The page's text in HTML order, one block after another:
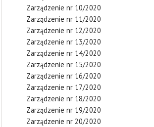
Zarządzenie nr 10/2020
Zarządzenie nr 11/2020
Zarządzenie nr 12/2020
Zarządzenie nr 13/2020
Zarządzenie nr 14/2020
Zarządzenie nr 15/2020
Zarządzenie nr 16/2020
Zarządzenie nr 17/2020
Zarządzenie nr 18/2020
Zarządzenie nr 19/2020
Zarządzenie nr 20/2020